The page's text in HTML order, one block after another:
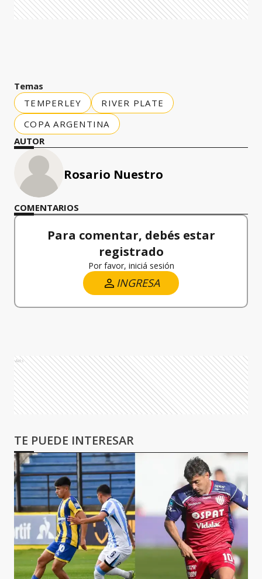
Temas
TEMPERLEY
RIVER PLATE
COPA ARGENTINA
AUTOR
Rosario Nuestro
COMENTARIOS
Para comentar, debés estar
registrado
Por favor, iniciá sesión
INGRESA
Ads
TE PUEDE INTERESAR